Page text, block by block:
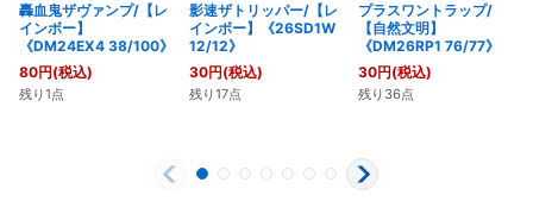
轟血鬼ザヴァンプ/【レ
インボー】
《DM24EX4 38/100》
80円(税込)
残り1点
影速ザトリッパー/【レ
インボー】《26SD1W
12/12》
30円(税込)
残り17点
プラスワントラップ/
【自然文明】
《DM26RP1 76/77》
30円(税込)
残り36点